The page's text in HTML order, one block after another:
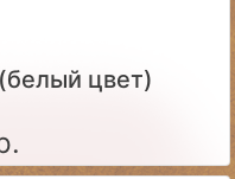
цвет)